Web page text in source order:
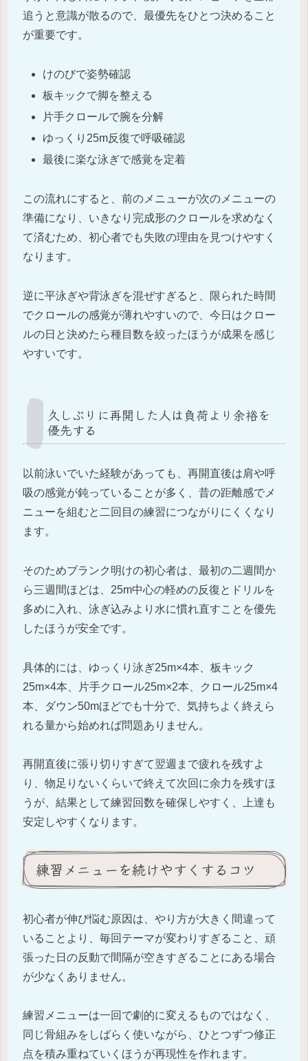
追うと意識が散るので、最優先をひとつ決めること
が重要です。
けのびで姿勢確認
板キックで脚を整える
片手クロールで腕を分解
ゆっくり25m反復で呼吸確認
最後に楽な泳ぎで感覚を定着
この流れにすると、前のメニューが次のメニューの
準備になり、いきなり完成形のクロールを求めなく
て済むため、初心者でも失敗の理由を見つけやすく
なります。
逆に平泳ぎや背泳ぎを混ぜすぎると、限られた時間
でクロールの感覚が薄れやすいので、今日はクロー
ルの日と決めたら種目数を絞ったほうが成果を感じ
やすいです。
久しぶりに再開した人は負荷より余裕を
優先する
以前泳いでいた経験があっても、再開直後は肩や呼
吸の感覚が鈍っていることが多く、昔の距離感でメ
ニューを組むと二回目の練習につながりにくくなり
ます。
そのためブランク明けの初心者は、最初の二週間か
ら三週間ほどは、25m中心の軽めの反復とドリルを
多めに入れ、泳ぎ込みより水に慣れ直すことを優先
したほうが安全です。
具体的には、ゆっくり泳ぎ25m×4本、板キック
25m×4本、片手クロール25m×2本、クロール25m×4
本、ダウン50mほどでも十分で、気持ちよく終えら
れる量から始めれば問題ありません。
再開直後に張り切りすぎて翌週まで疲れを残すよ
り、物足りないくらいで終えて次回に余力を残すほ
うが、結果として練習回数を確保しやすく、上達も
安定しやすくなります。
練習メニューを続けやすくするコツ
初心者が伸び悩む原因は、やり方が大きく間違って
いることより、毎回テーマが変わりすぎること、頑
張った日の反動で間隔が空きすぎることにある場合
が少なくありません。
練習メニューは一回で劇的に変えるものではなく、
同じ骨組みをしばらく使いながら、ひとつずつ修正
点を積み重ねていくほうが再現性を作れます。